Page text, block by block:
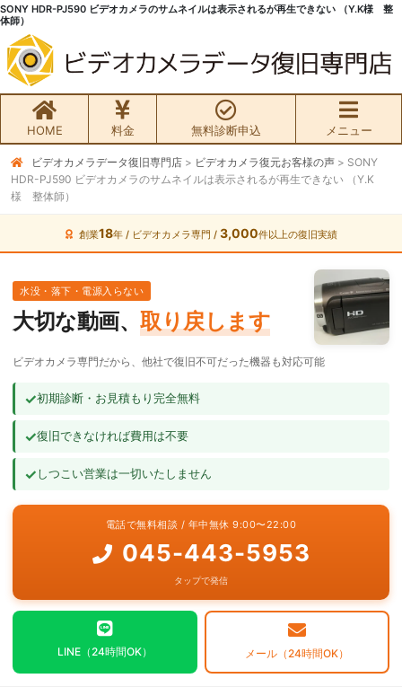
SONY HDR-PJ590 ビデオカメラのサムネイルは表示されるが再生できない （Y.K様 整
体師）
HOME 料金 無料診断申込 メニュー
無料初期診断お申込み
ビデオカメラ データ復旧HOME
サービスの流れ
お客様の声
ビデオカメラ復旧成功事例
お問い合わせ
ビデオカメラデータ復旧専門店 > ビデオカメラ復元お客様の声 > SONY
HDR-PJ590 ビデオカメラのサムネイルは表示されるが再生できない （Y.K
様 整体師）
創業18年 / ビデオカメラ専門 / 3,000件以上の復旧実績
水没・落下・電源入らない
大切な動画、 取り戻します
ビデオカメラ専門だから、他社で復旧不可だった機器も対応可能
✓初期診断・お見積もり完全無料
✓復旧できなければ費用は不要
✓しつこい営業は一切いたしません
電話で無料相談 / 年中無休 9:00〜22:00
045-443-5953
タップで発信
LINE（24時間OK） メール（24時間OK）